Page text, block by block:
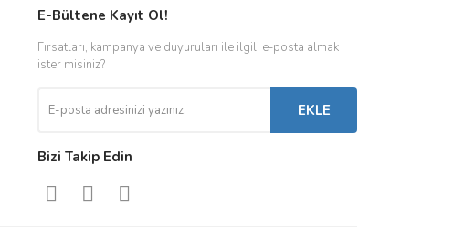
E-Bültene Kayıt Ol!
Fırsatları, kampanya ve duyuruları ile ilgili e-posta almak
ister misiniz?
EKLE
Bizi Takip Edin